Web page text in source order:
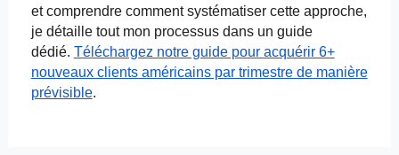
et comprendre comment systématiser cette approche,
je détaille tout mon processus dans un guide
dédié. Téléchargez notre guide pour acquérir 6+
nouveaux clients américains par trimestre de manière
prévisible.